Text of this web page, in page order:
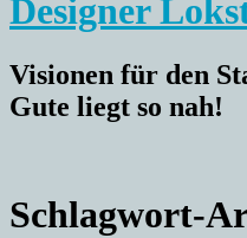
Designer
Visionen für den
Gute liegt so nah!
Schlagwort-